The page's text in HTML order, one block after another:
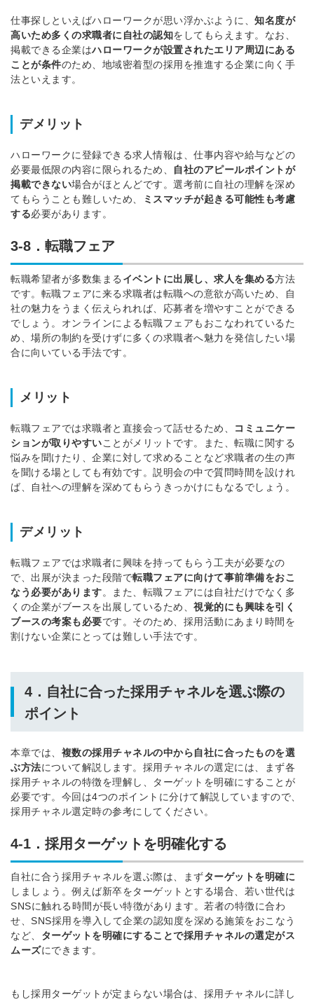
仕事探しといえばハローワークが思い浮かぶように、 知名度が
高いため多くの求職者に自社の認知をしてもらえます。 なお、
掲載できる企業はハローワークが設置されたエリア周辺にある
ことが条件のため、地域密着型の採用を推進する企業に向く手
法といえます。
デメリット
ハローワークに登録できる求人情報は、仕事内容や給与などの
必要最低限の内容に限られるため、
自社のアピールポイントが
掲載できない場合がほとんどです。 選考前に自社の理解を深め
てもらうことも難しいため、
ミスマッチが起きる可能性も考慮
する必要があります。
3-8．転職フェア
転職希望者が多数集まる イベントに出展し、求人を集める方法
です。 転職フェアに来る求職者は転職への意欲が高いため、自
社の魅力をうまく伝えられれば、応募者を増やすことができる
でしょう。 オンラインによる転職フェアもおこなわれているた
め、場所の制約を受けずに多くの求職者へ魅力を発信したい場
合に向いている手法です。
メリット
転職フェアでは求職者と直接会って話せるため、
コミュニケー
ションが取りやすいことがメリットです。
また、転職に関する
悩みを聞けたり、企業に対して求めることなど求職者の生の声
を聞ける場としても有効です。 説明会の中で質問時間を設けれ
ば、自社への理解を深めてもらうきっかけにもなるでしょう。
デメリット
転職フェアでは求職者に興味を持ってもらう工夫が必要なの
で、出展が決まった段階で転職フェアに向けて事前準備をおこ
なう必要があります。
また、転職フェアには自社だけでなく多
くの企業がブースを出展しているため、 視覚的にも興味を引く
ブースの考案も必要です。 そのため、採用活動にあまり時間を
割けない企業にとっては難しい手法です。
4．自社に合った採用チャネルを選ぶ際の
ポイント
本章では、 複数の採用チャネルの中から自社に合ったものを選
ぶ方法について解説します。 採用チャネルの選定には、まず各
採用チャネルの特徴を理解し、ターゲットを明確にすることが
必要です。 今回は4つのポイントに分けて解説していますので、
採用チャネル選定時の参考にしてください。
4-1．採用ターゲットを明確化する
自社に合う採用チャネルを選ぶ際は、まずターゲットを明確に
しましょう。 例えば新卒をターゲットとする場合、若い世代は
SNSに触れる時間が長い特徴があります。 若者の特徴に合わ
せ、SNS採用を導入して企業の認知度を深める施策をおこなう
など、 ターゲットを明確にすることで採用チャネルの選定がス
ムーズにできます。
もし採用ターゲットが定まらない場合は、採用チャネルに詳し